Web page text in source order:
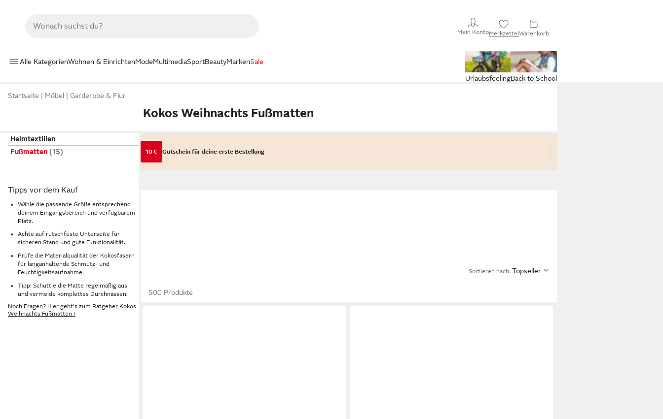
Mein KontoMerkzettelWarenkorb
Alle KategorienWohnen & EinrichtenModeMultimediaSportBeautyMarkenSale
Back to School
Urlaubsfeeling
Startseite Möbel Garderobe & Flur
Kokos Weihnachts Fußmatten
Heimtextilien
Fußmatten
Tipps vor dem Kauf
Wähle die passende Größe entsprechend
deinem Eingangsbereich und verfügbarem
Platz.
Achte auf rutschfeste Unterseite für
sicheren Stand und gute Funktionalität.
Prüfe die Materialqualität der Kokosfasern
für langanhaltende Schmutz- und
Feuchtigkeitsaufnahme.
Tipp: Schüttle die Matte regelmäßig aus
und vermeide komplettes Durchnässen.
Noch Fragen? Hier geht's zum Ratgeber Kokos
Weihnachts Fußmatten ›
10 € Gutschein für deine erste Bestellung
Sortieren nach: Topseller
500 Produkte